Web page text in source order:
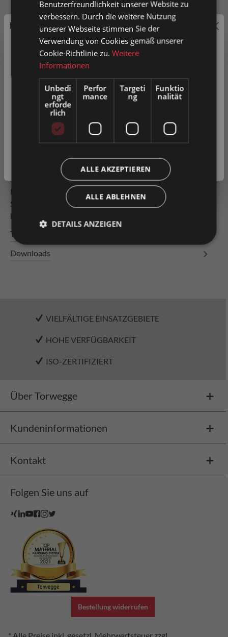
In den Warenkorb
Artikel-Nr.0052197
Zum Merkzettel hinzufügen
Produkt vergleichen
Fragen zum Produkt
Leichtrollenbahn Bahnlänge 1500mm Tragrollen
Stahlrolle ø 50 x 1,5 mm, verzinkt, mit Konuslager,
kugelgelagert mit durchgäng…
Technische Daten
Downloads
VIELFÄLTIGE EINSATZGEBIETE
HOHE VERFÜGBARKEIT
ISO-ZERTIFIZIERT
Über Torwegge
Kundeninformationen
Kontakt
Folgen Sie uns auf
Bestellung widerrufen
Preisauszeichnung
Privatkunden können Preise mit MwSt. (brutto) und
Geschäftskunden Preise ohne MwSt. (netto) angezeigt
werden.
Bitte wählen Sie Ihre bevorzugte Einstellung:
Privatkunde
Geschäftskunde( exkl. MwSt. )
Benutzerfreundlichkeit unserer Website zu
verbessern. Durch die weitere Nutzung
unserer Webseite stimmen Sie der
Verwendung von Cookies gemäß unserer
Cookie-Richtlinie zu.Weitere
Informationen
Unbedi
ngt
erforde
rlich
Perfor
mance
Targeti
ng
Funktio
nalität
ALLE AKZEPTIEREN
ALLE ABLEHNEN
DETAILS ANZEIGEN